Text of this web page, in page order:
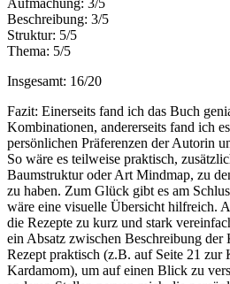
Aufmachung: 3/5
Beschreibung: 3/5
Struktur: 5/5
Thema: 5/5
Insgesamt: 16/20
Fazit: Einerseits fand ich das Buch
Kombinationen, andererseits fand ich
persönlichen Präferenzen der Autorin
So wäre es teilweise praktisch,
Baumstruktur oder Art Mindmap, zu
zu haben. Zum Glück gibt es am
wäre eine visuelle Übersicht hilfreich.
die Rezepte zu kurz und stark
ein Absatz zwischen Beschreibung
Rezept praktisch (z.B. auf Seite 21
Kardamom), um auf einen Blick zu